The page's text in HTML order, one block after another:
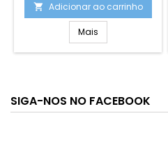
 Adicionar ao carrinho
Mais
SIGA-NOS NO FACEBOOK